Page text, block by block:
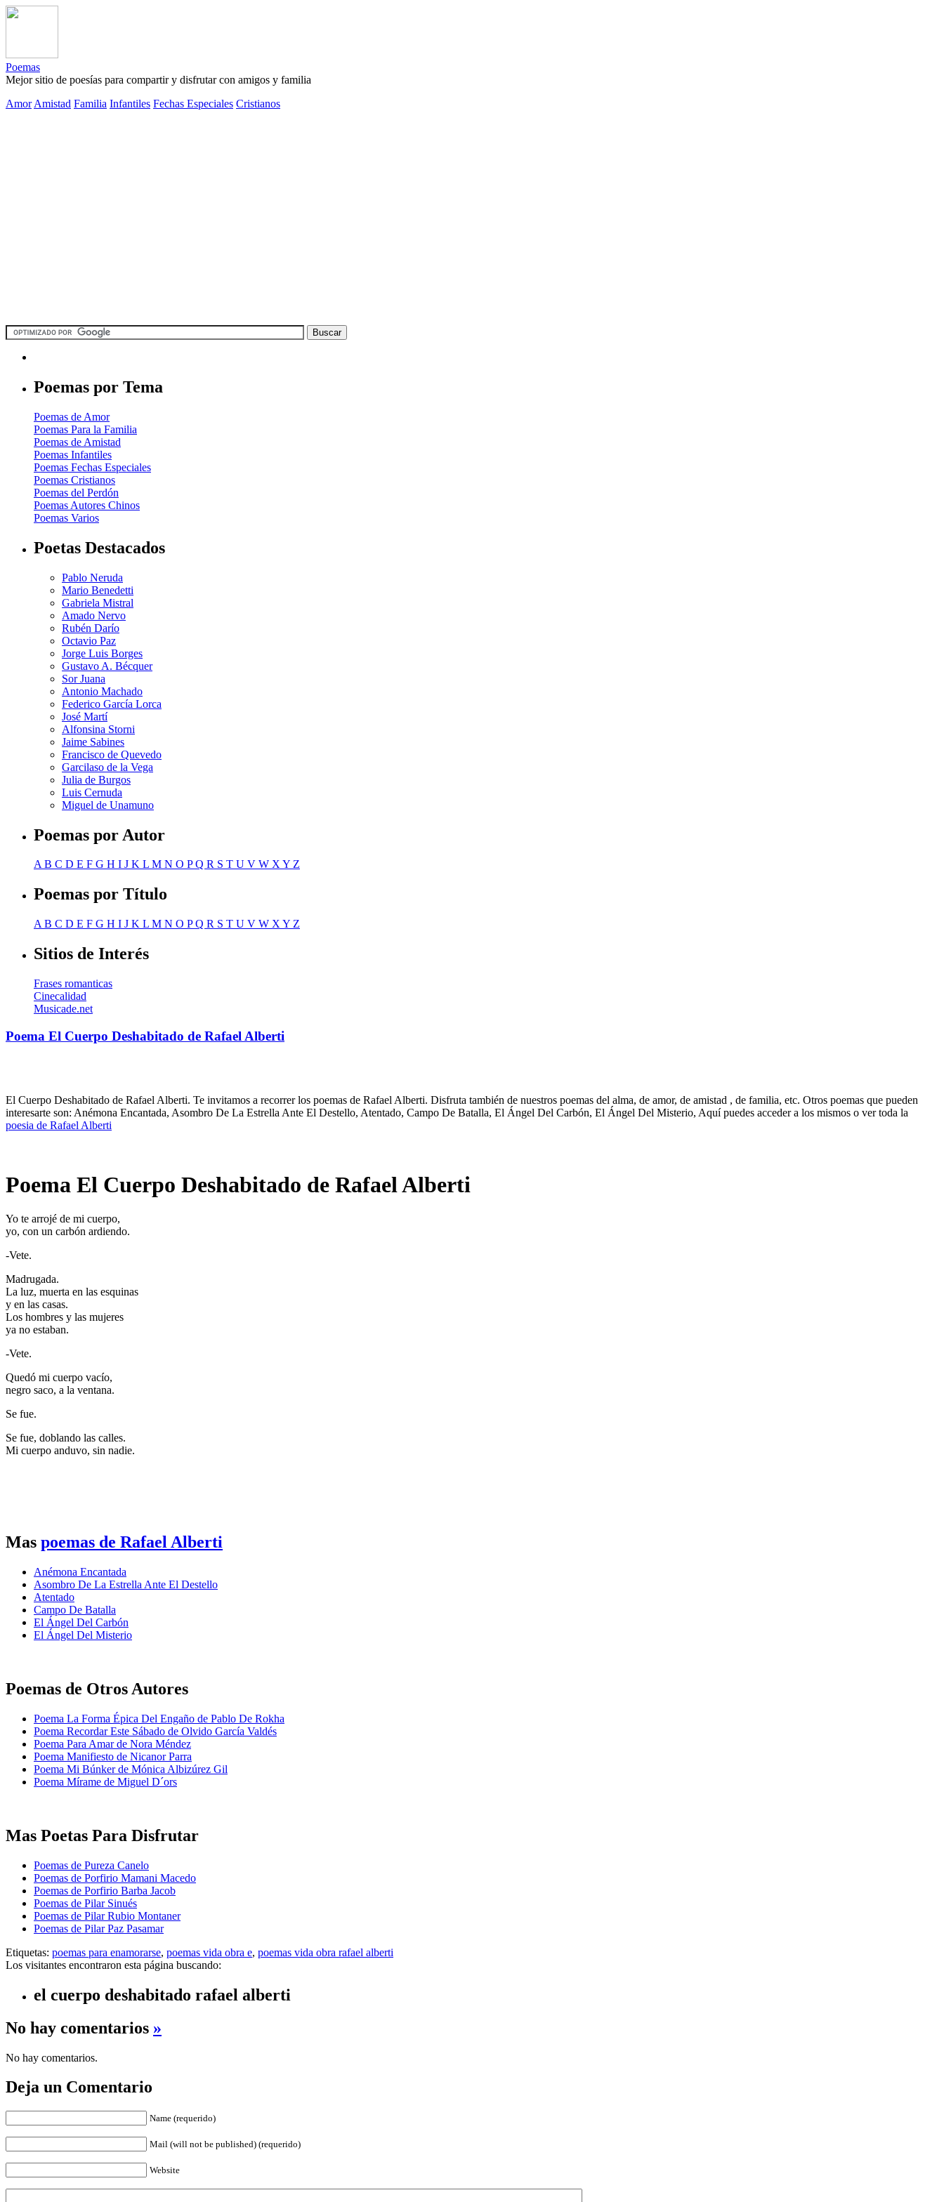
Poemas
Mejor sitio de poesías para compartir y disfrutar con amigos y familia
Amor Amistad Familia Infantiles Fechas Especiales Cristianos
Poemas por Tema
Poemas de Amor
Poemas Para la Familia
Poemas de Amistad
Poemas Infantiles
Poemas Fechas Especiales
Poemas Cristianos
Poemas del Perdón
Poemas Autores Chinos
Poemas Varios
Poetas Destacados
Pablo Neruda
Mario Benedetti
Gabriela Mistral
Amado Nervo
Rubén Darío
Octavio Paz
Jorge Luis Borges
Gustavo A. Bécquer
Sor Juana
Antonio Machado
Federico García Lorca
José Martí
Alfonsina Storni
Jaime Sabines
Francisco de Quevedo
Garcilaso de la Vega
Julia de Burgos
Luis Cernuda
Miguel de Unamuno
Poemas por Autor
AB C D E F G H I J K L M N O PQ R S T U V W XY Z
Poemas por Título
A B C D E F G H I J K L M N O PQ R S T U V W X Y Z
Sitios de Interés
Frases romanticas
Cinecalidad
Musicade.net
Poema El Cuerpo Deshabitado de Rafael Alberti
El Cuerpo Deshabitado de Rafael Alberti. Te invitamos a recorrer los poemas de Rafael Alberti. Disfruta también de nuestros poemas del alma, de amor, de amistad , de familia, etc. Otros poemas que pueden
interesarte son: Anémona Encantada, Asombro De La Estrella Ante El Destello, Atentado, Campo De Batalla, El Ángel Del Carbón, El Ángel Del Misterio, Aquí puedes acceder a los mismos o ver toda la
poesia de Rafael Alberti
Poema El Cuerpo Deshabitado de Rafael Alberti
Yo te arrojé de mi cuerpo,
yo, con un carbón ardiendo.
-Vete.
Madrugada.
La luz, muerta en las esquinas
y en las casas.
Los hombres y las mujeres
ya no estaban.
-Vete.
Quedó mi cuerpo vacío,
negro saco, a la ventana.
Se fue.
Se fue, doblando las calles.
Mi cuerpo anduvo, sin nadie.
Mas poemas de Rafael Alberti
Anémona Encantada
Asombro De La Estrella Ante El Destello
Atentado
Campo De Batalla
El Ángel Del Carbón
El Ángel Del Misterio
Poemas de Otros Autores
Poema La Forma Épica Del Engaño de Pablo De Rokha
Poema Recordar Este Sábado de Olvido García Valdés
Poema Para Amar de Nora Méndez
Poema Manifiesto de Nicanor Parra
Poema Mi Búnker de Mónica Albizúrez Gil
Poema Mírame de Miguel D´ors
Mas Poetas Para Disfrutar
Poemas de Pureza Canelo
Poemas de Porfirio Mamani Macedo
Poemas de Porfirio Barba Jacob
Poemas de Pilar Sinués
Poemas de Pilar Rubio Montaner
Poemas de Pilar Paz Pasamar
Etiquetas: poemas para enamorarse, poemas vida obra e, poemas vida obra rafael alberti
Los visitantes encontraron esta página buscando:
el cuerpo deshabitado rafael alberti
No hay comentarios »
No hay comentarios.
Deja un Comentario
Name (requerido)
Mail (will not be published) (requerido)
Website